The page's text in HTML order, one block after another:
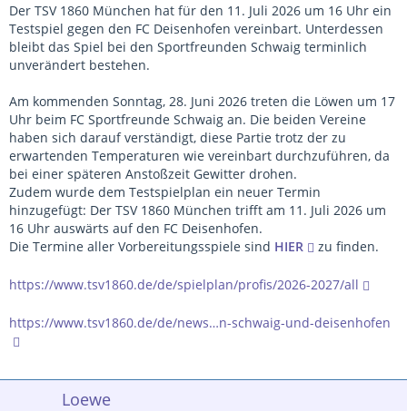
Der TSV 1860 München hat für den 11. Juli 2026 um 16 Uhr ein
Testspiel gegen den FC Deisenhofen vereinbart. Unterdessen
bleibt das Spiel bei den Sportfreunden Schwaig terminlich
unverändert bestehen.
Am kommenden Sonntag, 28. Juni 2026 treten die Löwen um 17
Uhr beim FC Sportfreunde Schwaig an. Die beiden Vereine
haben sich darauf verständigt, diese Partie trotz der zu
erwartenden Temperaturen wie vereinbart durchzuführen, da
bei einer späteren Anstoßzeit Gewitter drohen.
Zudem wurde dem Testspielplan ein neuer Termin
hinzugefügt: Der TSV 1860 München trifft am 11. Juli 2026 um
16 Uhr auswärts auf den FC Deisenhofen.
Die Termine aller Vorbereitungsspiele sind HIER zu finden.
https://www.tsv1860.de/de/spielplan/profis/2026-2027/all
https://www.tsv1860.de/de/news…n-schwaig-und-deisenhofen
Loewe